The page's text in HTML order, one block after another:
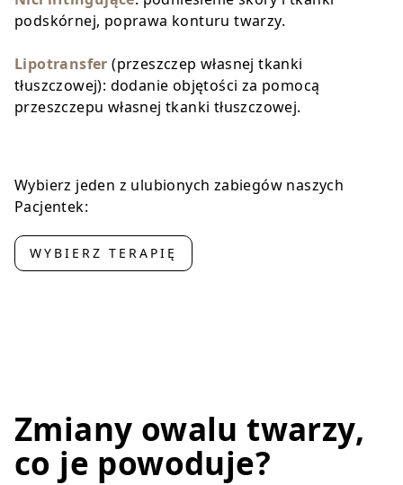
podskórnej, poprawa konturu twarzy.
Lipotransfer (przeszczep własnej tkanki
tłuszczowej): dodanie objętości za pomocą
przeszczepu własnej tkanki tłuszczowej.
Wybierz jeden z ulubionych zabiegów naszych
Pacjentek:
WYBIERZ TERAPIĘ
Zmiany owalu twarzy,
co je powoduje?